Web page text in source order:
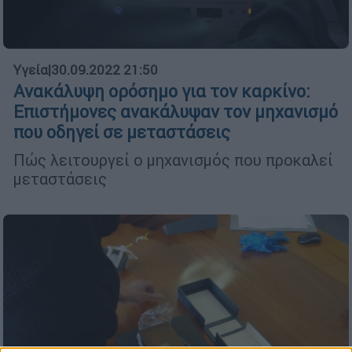
Υγεία|30.09.2022 21:50
Ανακάλυψη ορόσημο για τον καρκίνο:
Επιστήμονες ανακάλυψαν τον μηχανισμό
που οδηγεί σε μεταστάσεις
Πώς λειτουργεί ο μηχανισμός που προκαλεί
μεταστάσεις